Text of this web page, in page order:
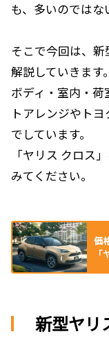
も、多いのではな
そこで今回は、
解説していきます。
ボディ・室内・
トアレンジやト
でしています。
「ヤリス クロス
みてください。
価
新型ヤリ